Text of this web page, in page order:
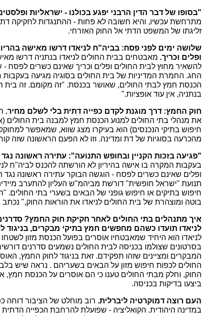
"בסופו של דבר הדין הרבני יפגע בכולנו - ישראליות
מתרחשת עכשיו, והיא חשובה לא פחות - ההתנגדות לחקיקה
זליגתו של המשפט הדתי אל החוק האזרחי.
שלושה ימים לפני פסח: בביה"ח לניאדו דרשו מאישה
ופלים וכריך. מאבטחים בבית החולים לניאדו בנתניה דרשו
להשאיר מחוץ לבית החולים ופלים וכריך שאינם כשרים לפסח -
החג. החמרת המדיניות של בית החולים בסוגיה מגיעה בעקבות
הכנסת חמץ לבתי החולים, שאושר בכנסת. "זה מקומם. זה בית
בנתניה, אין עוד אופציות."
חוק החמץ: דרך מוגנת לקדם כפייה דתית בלי לשלם מחיר.
את מנהלי בתי החולים למנוע הכנסת חמץ למבנה בית החולים
חיפוש בתיקי הנכנסים) הוא בעיקרו מצג שווא, שמאפשר
מהכרעה בסוגיות של דת ומדינה. וזו לא הפעם הראשונה שזה
"פגיעה בזכות הקניין ובחופש התנועה": עתירה ראשונה
בעקבות המקרה בו אישה בהיריון לא הורשתה להכנס לביה"ח
ופלים שאינם כשרים לפסח - הוגשה הבוקר עתירה ראשונה נגד
תנועת "ישראל חופשית" דורשת מביהמ"ש העליון להתערב
חיפוש בתיקים או חיפוש גופני של הבאים בשערי בתי החולים.
בוטה ומוצהרת של בית החולים לניאדו את הוראות החוק,"
איך מתנהלים בתי החולים לאחר חקיקת חוק החמץ?
לניאדו תועדו כשהם מחפשים חמץ בתיקי מבקרים, בניגוד
לניאדו הוא היחיד שמאבטחיו אוסרים בפועל הכנסת מזון
בסרטונים שצולמו בכניסה לבית החולים נשמעים סדרנים
המבקרים ומציינים שזהו תפקידם. זאת בניגוד לחוק החמץ,
החולים לכפות חיפוש מזון על הבאים בשעריהם . נראה שיש
החוק, וחלק מבתי החולים טענו כי הם אוסרים על הכנסת חמץ,
ביצעו בדיקות בכניסה.
העם רוצה דמוקרטיה ליברלית. רוב מוחלט של הציבור דוחה
במדינה היהודית. הקואליציה - שפועלת להרחבת הכפייה הדתית